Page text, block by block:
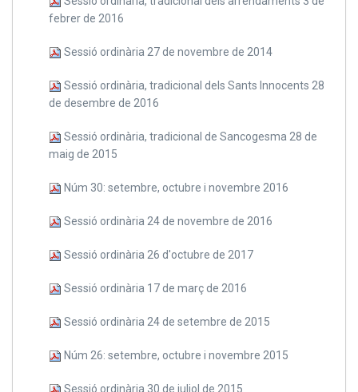
febrer de 2016
Sessió ordinària 27 de novembre de 2014
Sessió ordinària, tradicional dels Sants Innocents 28
de desembre de 2016
Sessió ordinària, tradicional de Sancogesma 28 de
maig de 2015
Núm 30: setembre, octubre i novembre 2016
Sessió ordinària 24 de novembre de 2016
Sessió ordinària 26 d'octubre de 2017
Sessió ordinària 17 de març de 2016
Sessió ordinària 24 de setembre de 2015
Núm 26: setembre, octubre i novembre 2015
Sessió ordinària 30 de juliol de 2015